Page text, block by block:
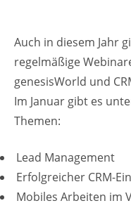
Auch in diesem Jahr
regelmäßige
genesisWorld und
Im Januar gibt es
Themen:
Lead Management
Erfolgreicher CRM-
Mobiles Arbeiten im